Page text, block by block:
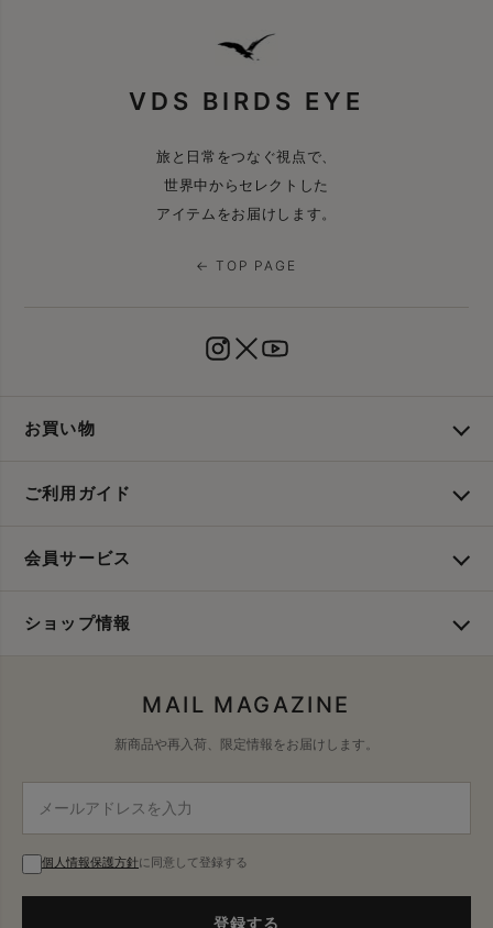
VDS BIRDS EYE
旅と日常をつなぐ視点で、
世界中からセレクトした
アイテムをお届けします。
← TOP PAGE
お買い物
ご利用ガイド
会員サービス
ショップ情報
MAIL MAGAZINE
新商品や再入荷、限定情報をお届けします。
個人情報保護方針に同意して登録する
登録する